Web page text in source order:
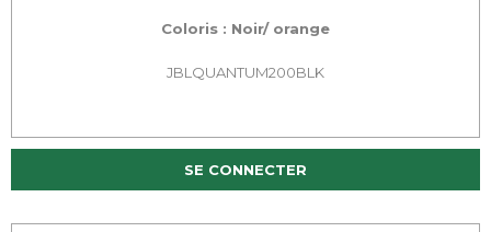
Coloris : Noir/ orange
JBLQUANTUM200BLK
SE CONNECTER